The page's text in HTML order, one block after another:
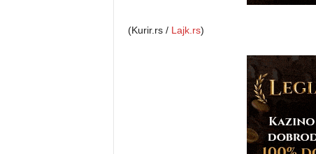
(Kurir.rs / Lajk.rs)